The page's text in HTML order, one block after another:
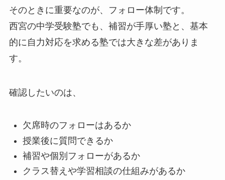
そのときに重要なのが、フォロー体制です。
西宮の中学受験塾でも、補習が手厚い塾と、基本
的に自力対応を求める塾では大きな差がありま
す。
確認したいのは、
欠席時のフォローはあるか
授業後に質問できるか
補習や個別フォローがあるか
クラス替えや学習相談の仕組みがあるか